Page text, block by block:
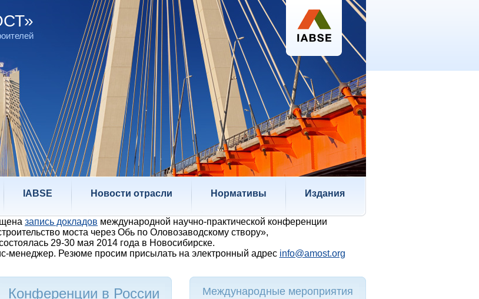
IABSE Новости отрасли Нормативы Издания
запись докладов международной научно-практической конференции
моста через Обь по Оловозаводскому створу»,
29-30 мая 2014 года в Новосибирске.
менеджер. Резюме просим присылать на электронный адрес info@amost.org
Конференции в России Международные мероприятия